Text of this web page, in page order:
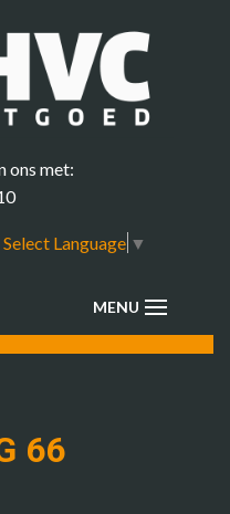
ons met:
Select Language ▼
66